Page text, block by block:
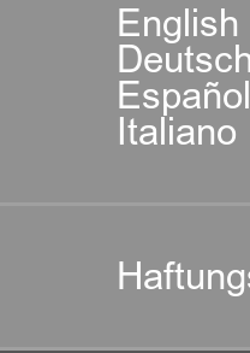
English
Italiano